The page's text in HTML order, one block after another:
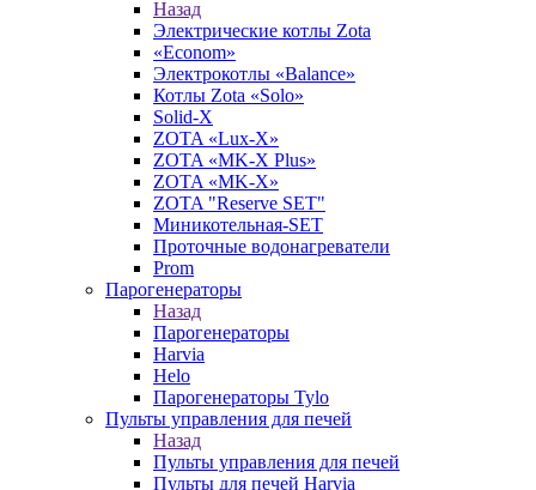
Назад
Электрические котлы Zota
«Econom»
Электрокотлы «Balance»
Котлы Zota «Solo»
Solid-X
ZOTA «Lux-X»
ZOTA «MK-X Plus»
ZOTA «MK-X»
ZOTA "Reserve SET"
Миникотельная-SET
Проточные водонагреватели
Prom
Парогенераторы
Назад
Парогенераторы
Harvia
Helo
Парогенераторы Tylo
Пульты управления для печей
Назад
Пульты управления для печей
Пульты для печей Harvia